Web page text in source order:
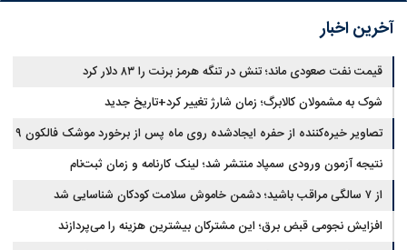
آخرین اخبار
قیمت نفت صعودی ماند؛ تنش در تنگه هرمز برنت را ۸۳ دلار کرد
شوک به مشمولان کالابرگ؛ زمان شارژ تغییر کرد+تاریخ جدید
تصاویر خیره‌کننده از حفره ایجادشده روی ماه پس از برخورد موشک فالکون ۹
نتیجه آزمون ورودی سمپاد منتشر شد؛ لینک کارنامه و زمان ثبت‌نام
از ۷ سالگی مراقب باشید؛ دشمن خاموش سلامت کودکان شناسایی شد
افزایش نجومی قبض برق؛ این مشترکان بیشترین هزینه را می‌پردازند